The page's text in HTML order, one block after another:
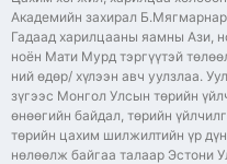
Академийн захирал
Гадаад харилцааны яамны Ази,
ноён Мати Мурд тэргүүтэй
ний өдөр/ хүлээн авч уулзлаа.
зүгээс Монгол Улсын төрийн
өнөөгийн байдал, төрийн
төрийн цахим шилжилтийн үр
нөлөөлж байгаа талаар Эстони